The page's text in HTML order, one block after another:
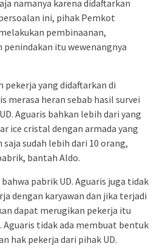
namanya karena didaftarkan
ini, pihak Pemkot
pembinaanan,
penindakan itu wewenangnya
yang didaftarkan di
merasa heran sebab hasil survei
Aguaris bahkan lebih dari yang
ice cristal dengan armada yang
sudah lebih dari 10 orang,
bantah Aldo.
pabrik UD. Aguaris juga tidak
dengan karyawan dan jika terjadi
dapat merugikan pekerja itu
Aguaris tidak ada membuat bentuk
hak pekerja dari pihak UD.